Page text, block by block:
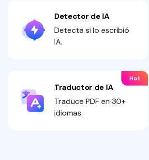
Detector de IA
Detecta si lo escribió
IA.
Traductor de IA
Traduce PDF en 30+
idiomas.
Hot